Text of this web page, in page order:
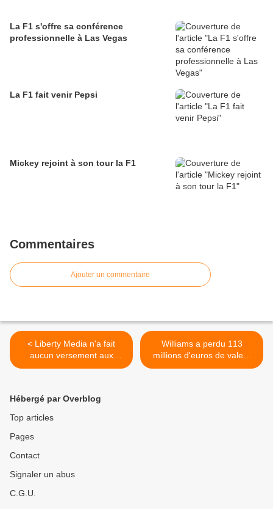
La F1 s'offre sa conférence
professionnelle à Las Vegas
La F1 fait venir Pepsi
Mickey rejoint à son tour la F1
Commentaires
Ajouter un commentaire
< Liberty Media n'a fait
aucun versement aux
équipes en 2020
Williams a perdu 113
millions d'euros de valeur
en neuf ans >
Hébergé par Overblog
Top articles
Pages
Contact
Signaler un abus
C.G.U.